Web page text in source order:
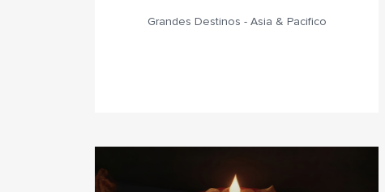
Grandes Destinos - Asia & Pacifico